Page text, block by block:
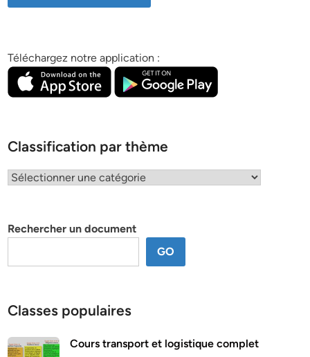
Téléchargez notre application :
Classification par thème
Classification
Rechercher un document
GO
Classes populaires
Cours transport et logistique complet